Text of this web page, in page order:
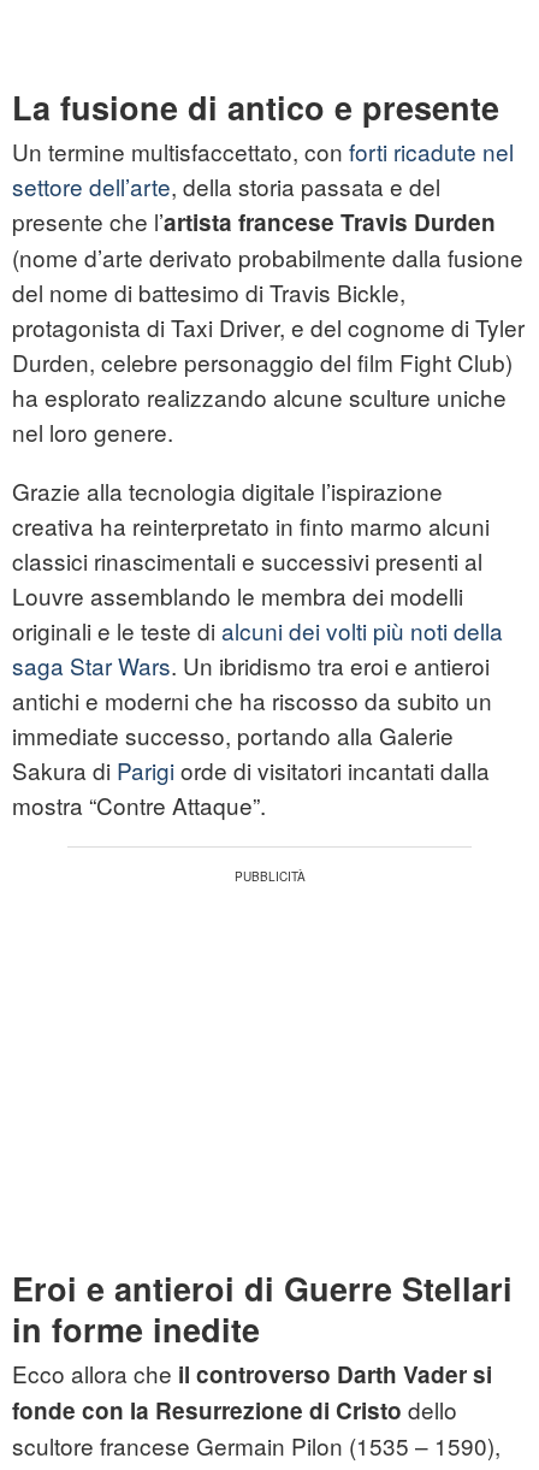
La fusione di antico e presente
Un termine multisfaccettato, con forti ricadute nel
settore dell’arte, della storia passata e del
presente che l’artista francese Travis Durden
(nome d’arte derivato probabilmente dalla fusione
del nome di battesimo di Travis Bickle,
protagonista di Taxi Driver, e del cognome di Tyler
Durden, celebre personaggio del film Fight Club)
ha esplorato realizzando alcune sculture uniche
nel loro genere.
Grazie alla tecnologia digitale l’ispirazione
creativa ha reinterpretato in finto marmo alcuni
classici rinascimentali e successivi presenti al
Louvre assemblando le membra dei modelli
originali e le teste di alcuni dei volti più noti della
saga Star Wars. Un ibridismo tra eroi e antieroi
antichi e moderni che ha riscosso da subito un
immediate successo, portando alla Galerie
Sakura di Parigiorde di visitatori incantati dalla
mostra “Contre Attaque”.
Eroi e antieroi di Guerre Stellari
in forme inedite
Ecco allora che il controverso Darth Vader si
fonde con la Resurrezione di Cristo dello
scultore francese Germain Pilon (1535 – 1590),